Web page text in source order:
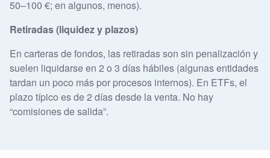
50–100 €; en algunos, menos).
Retiradas (liquidez y plazos)
En carteras de fondos, las retiradas son sin penalización y
suelen liquidarse en 2 o 3 días hábiles (algunas entidades
tardan un poco más por procesos internos). En ETFs, el
plazo típico es de 2 días desde la venta. No hay
“comisiones de salida”.